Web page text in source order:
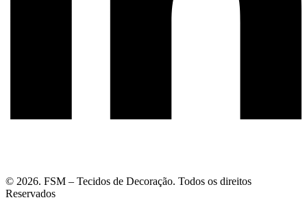
© 2026. FSM – Tecidos de Decoração. Todos os direitos
Reservados